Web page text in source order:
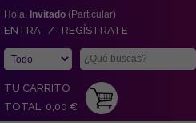
Hola, Invitado (Particular)
ENTRA / REGÍSTRATE
TU CARRITO
TOTAL: 0,00 €